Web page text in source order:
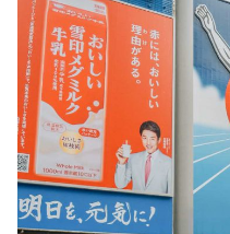
Search